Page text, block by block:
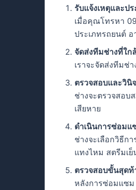
รับแจ้งเหตุและป
เมื่อคุณโทรหา
ประเภทรถยนต์
จัดส่งทีมช่างที่ใก
เราจะจัดส่งทีมช่
ตรวจสอบและวินิ
ช่างจะตรวจสอบ
เสียหาย
ดำเนินการซ่อมแ
ช่างจะเลือกวิธีก
แทงไหม สตรีมเย็
ตรวจสอบขั้นสุดท้
หลังการซ่อมแซม